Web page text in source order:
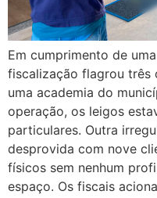
Em cumprimento de
fiscalização flagrou três
uma academia do
operação, os leigos
particulares. Outra
desprovida com nove
físicos sem nenhum
espaço. Os fiscais